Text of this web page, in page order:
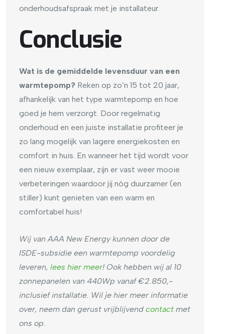
onderhoudsafspraak met je installateur.
Conclusie
Wat is de gemiddelde levensduur van een
warmtepomp? Reken op zo’n 15 tot 20 jaar,
afhankelijk van het type warmtepomp en hoe
goed je hem verzorgt. Door regelmatig
onderhoud en een juiste installatie profiteer je
zo lang mogelijk van lagere energiekosten en
comfort in huis. En wanneer het tijd wordt voor
een nieuw exemplaar, zijn er vast weer mooie
verbeteringen waardoor jij nóg duurzamer (en
stiller) kunt genieten van een warm en
comfortabel huis!
Wij van AAA New Energy kunnen door de
ISDE-subsidie een warmtepomp voordelig
leveren, lees hier meer! Ook hebben wij al 10
zonnepanelen van 440Wp vanaf €2.850,-
inclusief installatie. Wil je hier meer informatie
over, neem dan gerust vrijblijvend contact met
ons op.